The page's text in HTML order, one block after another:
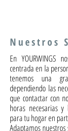
Nuestros
En YOURWINGS
centrada en la
tenemos una
dependiendo las
que contactar con
horas necesarias
para tu hogar en
Adaptamos nuestros